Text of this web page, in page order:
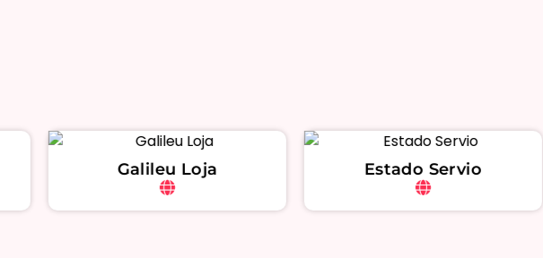
Galileu Loja Estado Servio